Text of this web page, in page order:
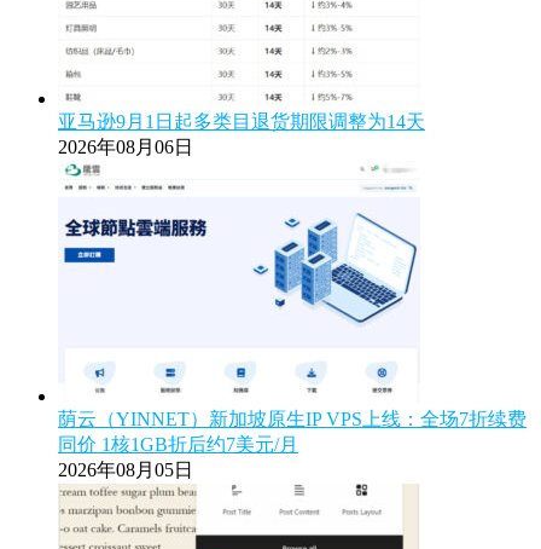
亚马逊9月1日起多类目退货期限调整为14天
2026年08月06日
荫云（YINNET）新加坡原生IP VPS上线：全场7折续费
同价 1核1GB折后约7美元/月
2026年08月05日